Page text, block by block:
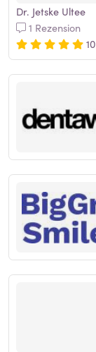
Dr. Jetske Ultee
1 Rezension
10